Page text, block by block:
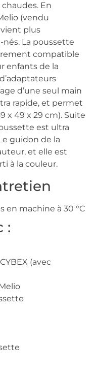
En
(vendu
plus
La poussette
compatible
enfants de la
d’une seul main
rapide, et permet
x 49 x 29 cm). Suite
est ultra
guidon de la
et elle est
à la couleur.
en machine à 30 °C
:
(avec